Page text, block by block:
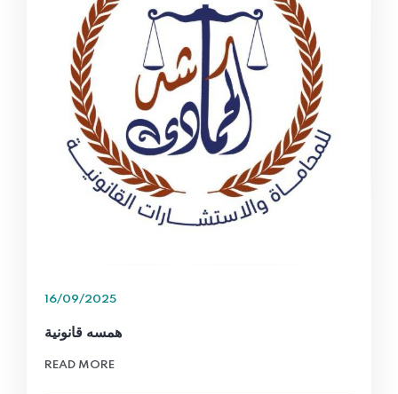
16/09/2025
همسه قانونية
READ MORE